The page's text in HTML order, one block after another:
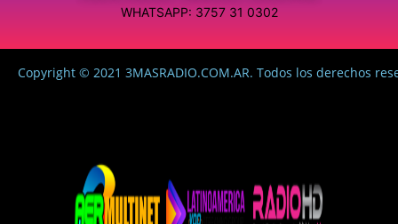
WHATSAPP: 3757 31 0302
Copyright © 2021 3MASRADIO.COM.AR. Todos los derechos